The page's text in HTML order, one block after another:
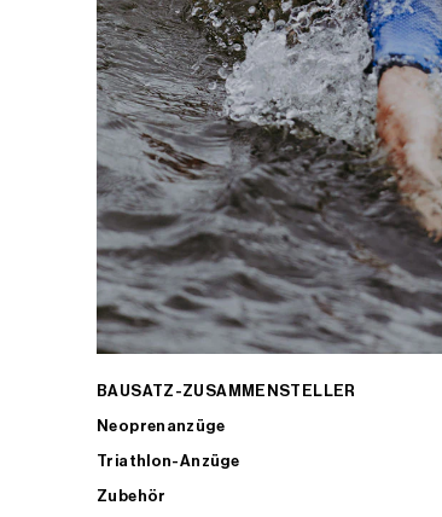
BAUSATZ-ZUSAMMENSTELLER
Neoprenanzüge
Triathlon-Anzüge
Zubehör